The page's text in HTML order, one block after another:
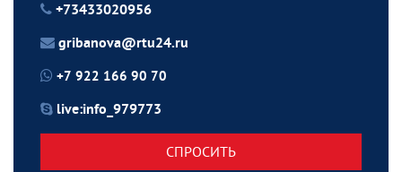
+73433020956
gribanova@rtu24.ru
+7 922 166 90 70
live:info_979773
СПРОСИТЬ